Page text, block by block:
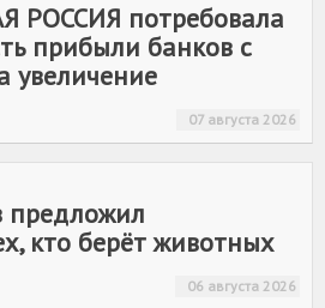
РОССИЯ потребовала
прибыли банков с
увеличение
07 августа 2026
предложил
кто берёт животных
06 августа 2026